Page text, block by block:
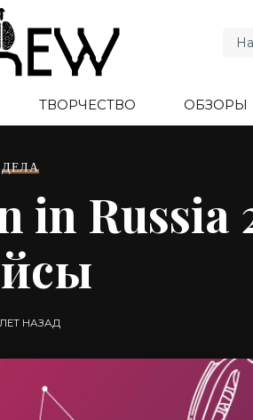
ТВОРЧЕСТВО ОБЗОРЫ
ДЕЛА
Russia
НАЗАД